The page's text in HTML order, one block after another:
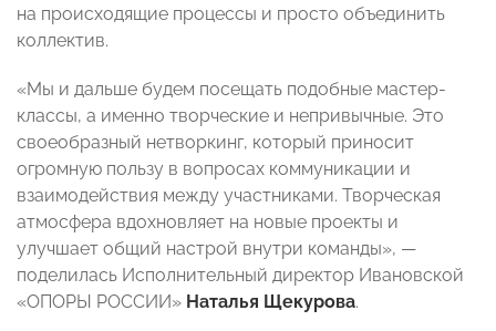
на происходящие процессы и просто объединить
коллектив.
«Мы и дальше будем посещать подобные мастер-
классы, а именно творческие и непривычные. Это
своеобразный нетворкинг, который приносит
огромную пользу в вопросах коммуникации и
взаимодействия между участниками. Творческая
атмосфера вдохновляет на новые проекты и
улучшает общий настрой внутри команды», —
поделилась Исполнительный директор Ивановской
«ОПОРЫ РОССИИ» Наталья Щекурова.